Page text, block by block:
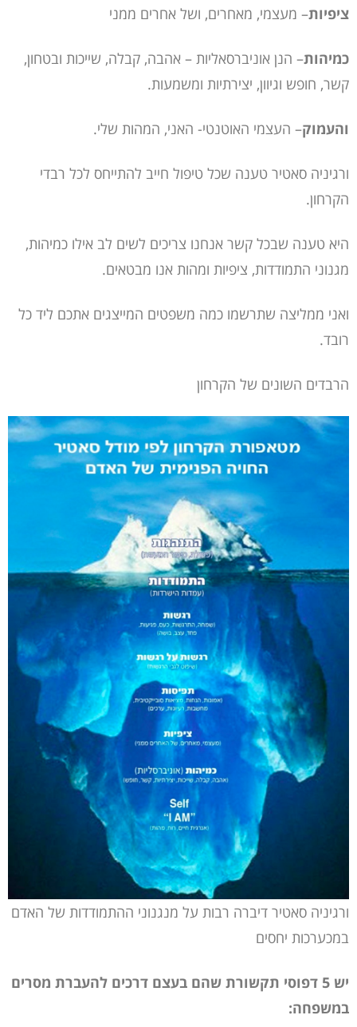
ציפיות– מעצמי, מאחרים, ושל אחרים ממני
כמיהות– הנן אוניברסאליות – אהבה, קבלה, שייכות ובטחון,
קשר, חופש וגיוון, יצירתיות ומשמעות.
והעמוק– העצמי האוטנטי- האני, המהות שלי.
ורגיניה סאטיר טענה שכל טיפול חייב להתייחס לכל רבדי
הקרחון.
היא טענה שבכל קשר אנחנו צריכים לשים לב אילו כמיהות,
מגנוני התמודדות, ציפיות ומהות אנו מבטאים.
ואני ממליצה שתרשמו כמה משפטים המייצגים אתכם ליד כל
רובד.
הרבדים השונים של הקרחון
ורגיניה סאטיר דיברה רבות על מנגנוני ההתמודדות של האדם
במכערכות יחסים
יש 5 דפוסי תקשורת שהם בעצם דרכים להעברת מסרים
במשפחה: